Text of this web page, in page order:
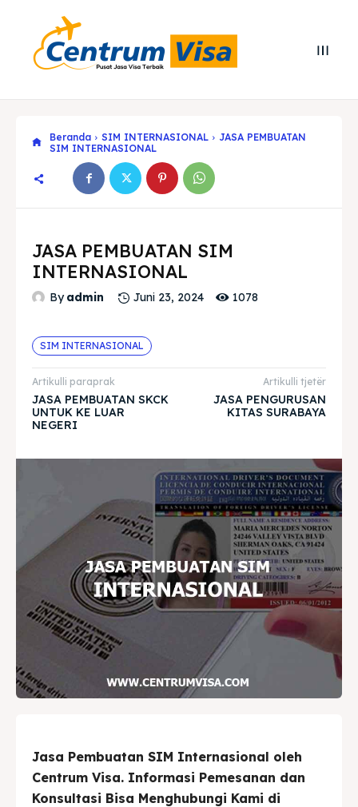
Explore our destinations
& Make a booking today
Home
Visa
Paspor
Legalisir
Apostille
Penerjemah
Blog
Cari
Explore our destinations
& Make a booking today
Home
Visa
Paspor
Legalisir
Apostille
Penerjemah
Blog
Cari
Beranda SIM INTERNASIONAL
JASA PEMBUATAN
SIM INTERNASIONAL
JASA PEMBUATAN SIM
INTERNASIONAL
By admin Juni 23, 2024 1078
SIM INTERNASIONAL
Artikulli paraprak
JASA PEMBUATAN SKCK
UNTUK KE LUAR
NEGERI
Artikulli tjetër
JASA PENGURUSAN
KITAS SURABAYA
Jasa Pembuatan SIM Internasional oleh
Centrum Visa. Informasi Pemesanan dan
Konsultasi Bisa Menghubungi Kami di